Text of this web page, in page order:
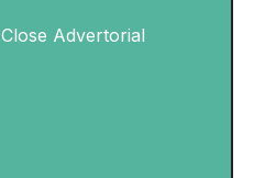
Close Advertorial